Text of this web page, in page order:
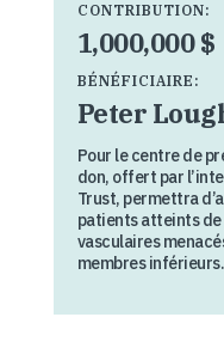
CONTRIBUTION:
1,000,000 $
BÉNÉFICIAIRE:
Peter
Pour le centre de
don, offert par
Trust, permettra
patients atteints
vasculaires
membres